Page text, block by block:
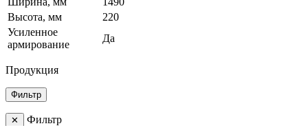
Высота, мм
220
Усиленное
армирование
Да
Продукция
Фильтр
✕ Фильтр